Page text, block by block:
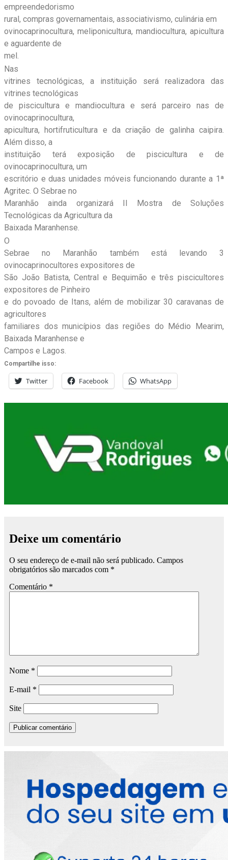
empreendedorismo
rural, compras governamentais, associativismo, culinária em
ovinocaprinocultura, meliponicultura, mandiocultura, apicultura
e aguardente de
mel.
Nas
vitrines tecnológicas, a instituição será realizadora das
vitrines tecnológicas
de piscicultura e mandiocultura e será parceiro nas de
ovinocaprinocultura,
apicultura, hortifruticultura e da criação de galinha caipira.
Além disso, a
instituição terá exposição de piscicultura e de
ovinocaprinocultura, um
escritório e duas unidades móveis funcionando durante a 1ª
Agritec. O Sebrae no
Maranhão ainda organizará II Mostra de Soluções
Tecnológicas da Agricultura da
Baixada Maranhense.
O
Sebrae no Maranhão também está levando 3
ovinocaprinocultores expositores de
São João Batista, Central e Bequimão e três piscicultores
expositores de Pinheiro
e do povoado de Itans, além de mobilizar 30 caravanas de
agricultores
familiares dos municípios das regiões do Médio Mearim,
Baixada Maranhense e
Campos e Lagos.
Compartilhe isso:
Twitter Facebook WhatsApp
Deixe um comentário
O seu endereço de e-mail não será publicado. Campos
obrigatórios são marcados com *
Comentário *
Nome *
E-mail *
Site